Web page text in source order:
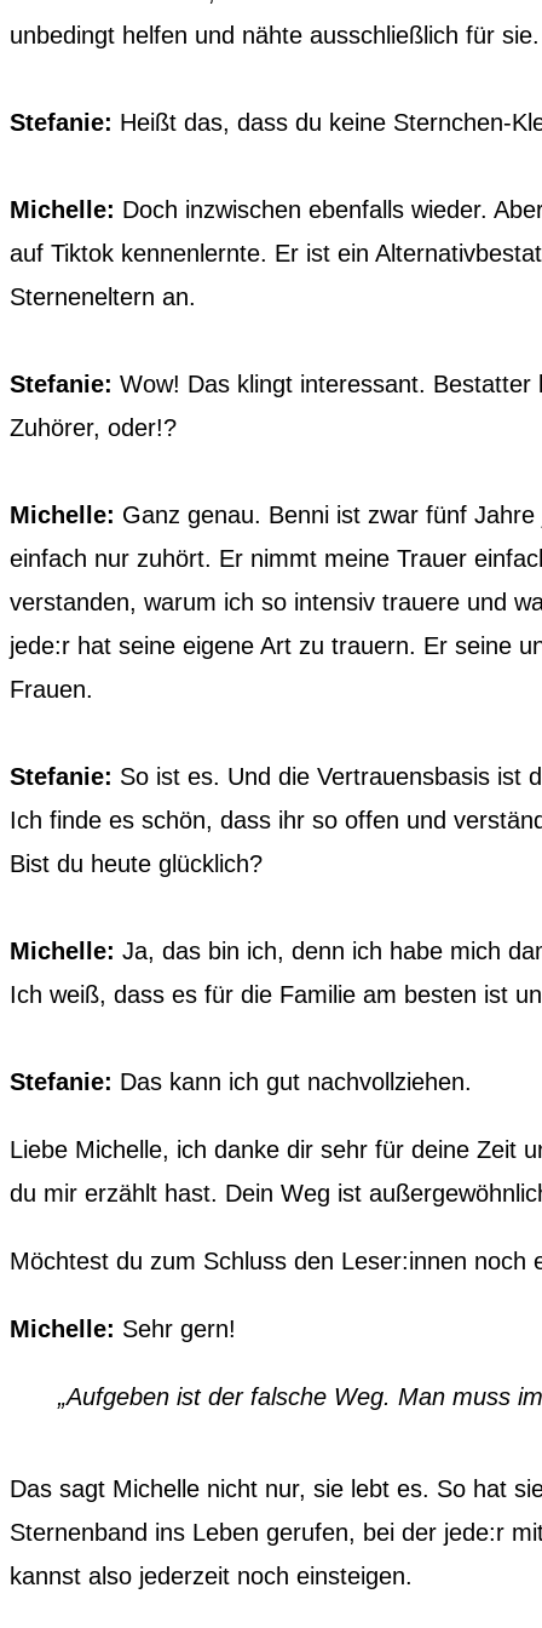
unbedingt helfen und nähte ausschließlich für sie.
Stefanie: Heißt das, dass du keine Sternchen-
Michelle: Doch inzwischen ebenfalls wieder.
auf Tiktok kennenlernte. Er ist ein
Sterneneltern an.
Stefanie: Wow! Das klingt interessant.
Zuhörer, oder!?
Michelle: Ganz genau. Benni ist zwar fünf
einfach nur zuhört. Er nimmt meine Trauer
verstanden, warum ich so intensiv trauere und
jede:r hat seine eigene Art zu trauern. Er seine
Frauen.
Stefanie: So ist es. Und die Vertrauensbasis ist
Ich finde es schön, dass ihr so offen und
Bist du heute glücklich?
Michelle: Ja, das bin ich, denn ich habe mich
Ich weiß, dass es für die Familie am besten ist
Stefanie: Das kann ich gut nachvollziehen.
Liebe Michelle, ich danke dir sehr für deine Zeit
du mir erzählt hast. Dein Weg ist
Möchtest du zum Schluss den Leser:innen noch
Michelle: Sehr gern!
„Aufgeben ist der falsche Weg. Man muss
Das sagt Michelle nicht nur, sie lebt es. So hat
Sternenband ins Leben gerufen, bei der jede:r
kannst also jederzeit noch einsteigen.